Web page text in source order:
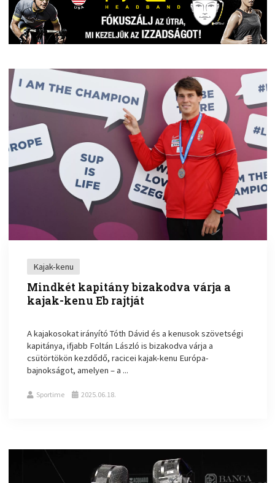
Kajak-kenu
Mindkét kapitány bizakodva várja a
kajak-kenu Eb rajtját
A kajakosokat irányító Tóth Dávid és a kenusok szövetségi
kapitánya, ifjabb Foltán László is bizakodva várja a
csütörtökön kezdődő, racicei kajak-kenu Európa-
bajnokságot, amelyen – a ...
Sportime 2025.06.18.